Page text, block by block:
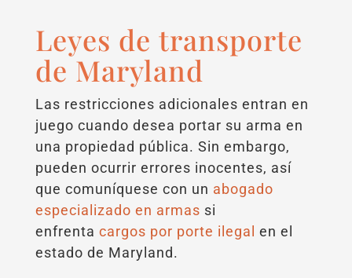
Leyes de transporte
de Maryland
Las restricciones adicionales entran en
juego cuando desea portar su arma en
una propiedad pública. Sin embargo,
pueden ocurrir errores inocentes, así
que comuníquese con un abogado
especializado en armas si
enfrenta cargos por porte ilegal en el
estado de Maryland.